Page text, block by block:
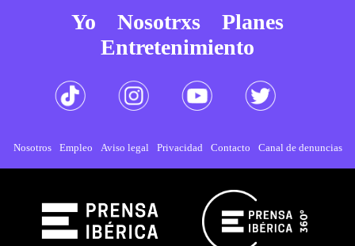
Yo Nosotrxs
Planes
Entretenimiento
Nosotros Empleo Aviso legal Privacidad Contacto Canal de denuncias